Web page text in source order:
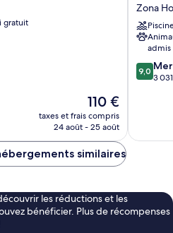
gratuit
Le
nouveau
prix
de
110 €
taxes et frais compris
24 août - 25 août
Cancun
-
Adults
Only
-
All
Zona
admis
9.0
sur
9,0
3
similaires
les réductions et les
bénéficier. Plus de récompenses